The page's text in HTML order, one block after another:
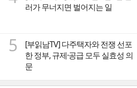
러가 무너지면 벌어지는 일
5
[부읽남TV] 다주택자와 전쟁 선포
한 정부, 규제·공급 모두 실효성 의
문